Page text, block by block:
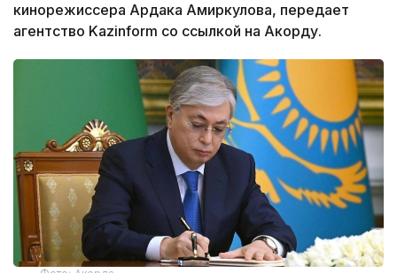
кинорежиссера Ардака Амиркулова, передает
агентство Kazinform со ссылкой на Акорду.